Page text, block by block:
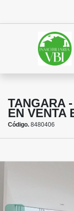
TANGARA
EN VENTA
Código. 8480406